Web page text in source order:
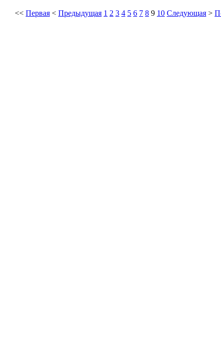
<< Первая < Предыдущая 1 2 3 4 5 6 7 8 9 10 Следующая >